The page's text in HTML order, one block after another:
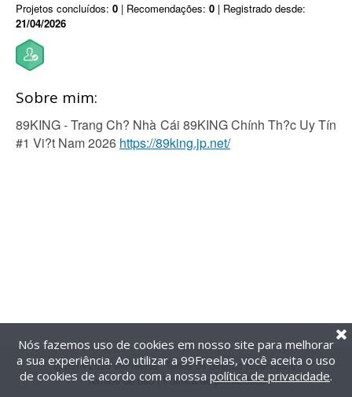
Projetos concluídos: 0 | Recomendações: 0 | Registrado desde:
21/04/2026
Sobre mim:
89KING - Trang Ch? Nhà Cái 89KING Chính Th?c Uy Tín
#1 Vi?t Nam 2026 https://89king.jp.net/
@2014-2026 99Freelas. Todos os direitos reservados.
Termos de uso| Política de privacidade
Nós fazemos uso de cookies em nosso site para melhorar
a sua experiência. Ao utilizar a 99Freelas, você aceita o uso
de cookies de acordo com a nossa política de privacidade.